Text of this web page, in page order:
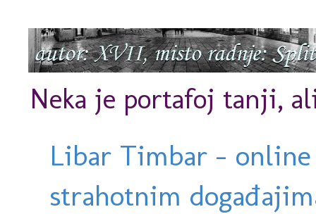
Neka je portafoj tanji,
Libar Timbar -
strahotnim